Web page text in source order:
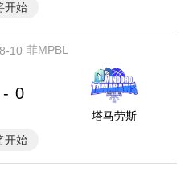
开始
10 菲MPBL
- 0
塔马劳斯
开始